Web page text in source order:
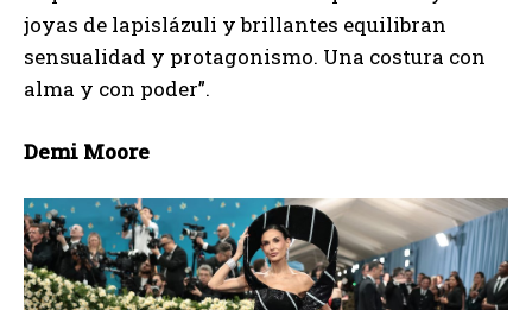
joyas de lapislázuli y brillantes equilibran
sensualidad y protagonismo. Una costura con
alma y con poder”.
Demi Moore